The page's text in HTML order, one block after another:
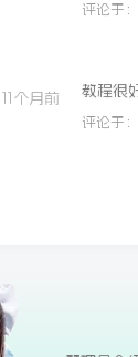
评论于
11个月前 教程很
评论于